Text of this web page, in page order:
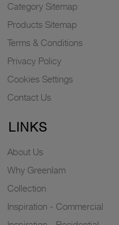
Category Sitemap
Products Sitemap
Terms & Conditions
Privacy Policy
Cookies Settings
Contact Us
LINKS
About Us
Why Greenlam
Collection
Inspiration - Commercial